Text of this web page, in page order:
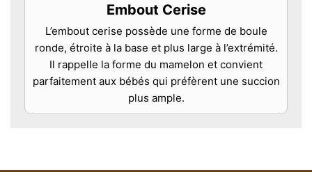
Embout Cerise
L’embout cerise possède une forme de boule
ronde, étroite à la base et plus large à l’extrémité.
Il rappelle la forme du mamelon et convient
parfaitement aux bébés qui préfèrent une succion
plus ample.